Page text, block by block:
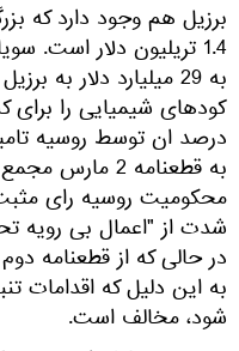
برزیل هم وجود دارد که
1.4 تریلیون دلار است.
درصد ان توسط روسیه
به قطعنامه 2
محکومیت روسیه رای مثبت
شدت از "اعمال بی رویه
در حالی که از قطعنامه
به این دلیل که اقدامات
شود، مخالف است.